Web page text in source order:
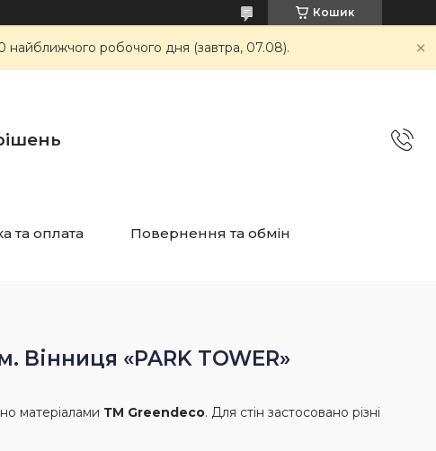
Кошик
найближчого робочого дня (завтра, 07.08).
та оплата Повернення та обмін
Вінниця «PARK TOWER»
матеріалами ТМ Greendeco. Для стін застосовано різні